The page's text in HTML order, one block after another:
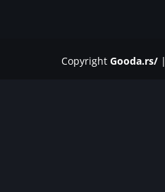
Copyright Gooda.rs/|